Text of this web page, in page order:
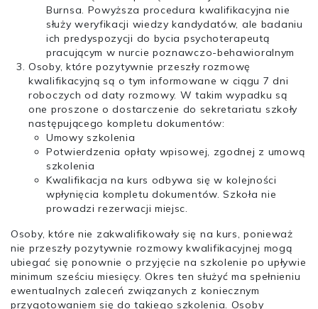
Burnsa. Powyższa procedura kwalifikacyjna nie
służy weryfikacji wiedzy kandydatów, ale badaniu
ich predyspozycji do bycia psychoterapeutą
pracującym w nurcie poznawczo-behawioralnym
Osoby, które pozytywnie przeszły rozmowę
kwalifikacyjną są o tym informowane w ciągu 7 dni
roboczych od daty rozmowy. W takim wypadku są
one proszone o dostarczenie do sekretariatu szkoły
następującego kompletu dokumentów:
Umowy szkolenia
Potwierdzenia opłaty wpisowej, zgodnej z umową
szkolenia
Kwalifikacja na kurs odbywa się w kolejności
wpłynięcia kompletu dokumentów. Szkoła nie
prowadzi rezerwacji miejsc.
Osoby, które nie zakwalifikowały się na kurs, ponieważ
nie przeszły pozytywnie rozmowy kwalifikacyjnej mogą
ubiegać się ponownie o przyjęcie na szkolenie po upływie
minimum sześciu miesięcy. Okres ten służyć ma spełnieniu
ewentualnych zaleceń związanych z koniecznym
przygotowaniem się do takiego szkolenia. Osoby